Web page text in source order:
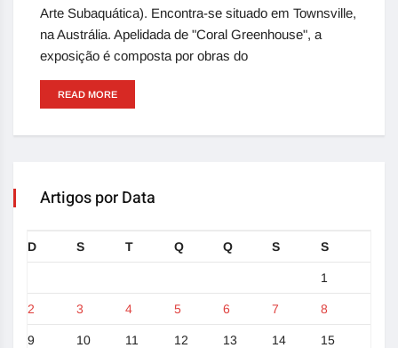
Arte Subaquática). Encontra-se situado em Townsville,
na Austrália. Apelidada de "Coral Greenhouse", a
exposição é composta por obras do
READ MORE
Artigos por Data
D S T Q Q S S
1
2 3 4 5 6 7 8
9 10 11 12 13 14 15